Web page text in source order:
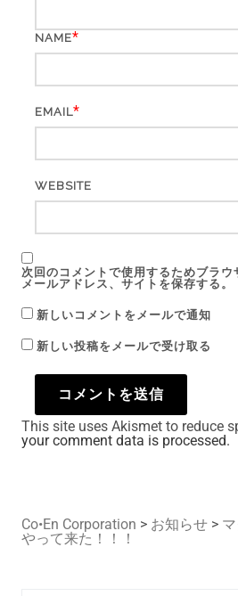
NAME*
EMAIL*
WEBSITE
次回のコメントで使用するためブラウ
メールアドレス、サイトを保存する。
新しいコメントをメールで通知
新しい投稿をメールで受け取る
This site uses Akismet to reduce
your comment data is processed.
Co•En Corporation > お知らせ >
やって来た！！！